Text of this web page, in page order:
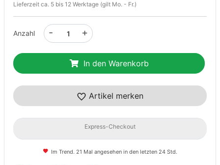
Lieferzeit ca. 5 bis 12 Werktage (gilt Mo. - Fr.)
Anzahl +
-
In den Warenkorb
Artikel merken
Express-Checkout
Im Trend. 21 Mal angesehen in den letzten 24 Std.